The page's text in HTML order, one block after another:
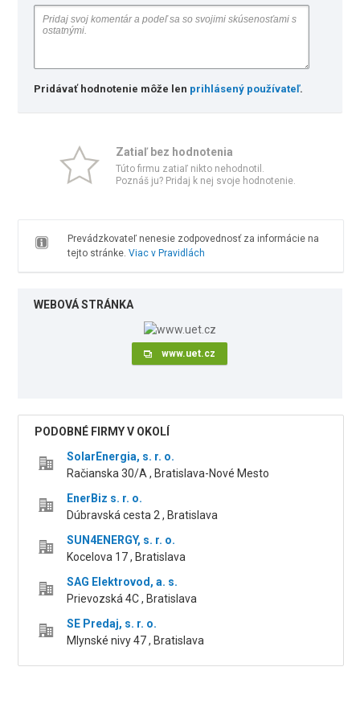
Pridávať hodnotenie môže len prihlásený používateľ.
Zatiaľ bez hodnotenia
Túto firmu zatiaľ nikto nehodnotil.
Poznáš ju? Pridaj k nej svoje hodnotenie.
Prevádzkovateľ nenesie zodpovednosť za informácie na
tejto stránke. Viac v Pravidlách
WEBOVÁ STRÁNKA
www.uet.cz
PODOBNÉ FIRMY V OKOLÍ
SolarEnergia, s. r. o.
Račianska 30/A , Bratislava-Nové Mesto
EnerBiz s. r. o.
Dúbravská cesta 2 , Bratislava
SUN4ENERGY, s. r. o.
Kocelova 17 , Bratislava
SAG Elektrovod, a. s.
Prievozská 4C , Bratislava
SE Predaj, s. r. o.
Mlynské nivy 47 , Bratislava